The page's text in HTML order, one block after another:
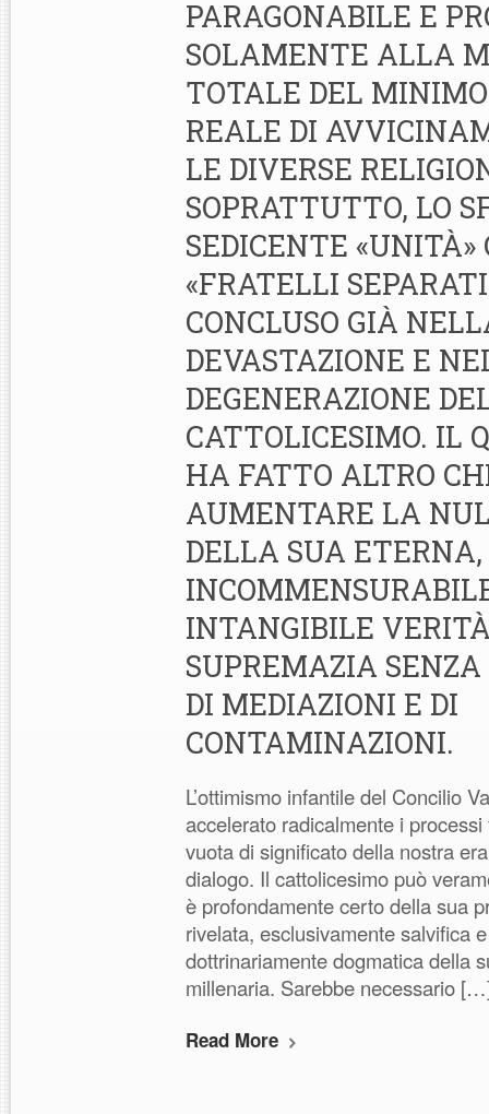
PARAGONABILE E
SOLAMENTE ALLA
TOTALE DEL
REALE DI
LE DIVERSE
SOPRATTUTTO, LO
SEDICENTE
«FRATELLI
CONCLUSO GIÀ
DEVASTAZIONE E
DEGENERAZIONE
CATTOLICESIMO. IL
HA FATTO ALTRO
AUMENTARE LA
DELLA SUA ETERNA,
INTANGIBILE
SUPREMAZIA
DI MEDIAZIONI E DI
CONTAMINAZIONI.
L’ottimismo infantile del Concilio
accelerato radicalmente i
vuota di significato della nostra
dialogo. Il cattolicesimo può
è profondamente certo della sua
rivelata, esclusivamente salvifica
dottrinariamente dogmatica della
millenaria. Sarebbe necessario
Read More